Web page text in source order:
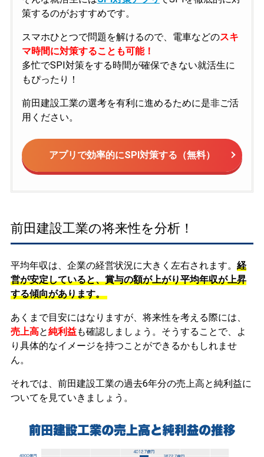
策するのがおすすめです。
スマホひとつで問題を解けるので、電車などのスキ
マ時間に対策することも可能！
多忙でSPI対策をする時間が確保できない就活生に
もぴったり！
前田建設工業の選考を有利に進めるために是非ご活
用ください。
アプリで効率的にSPI対策する（無料）
前田建設工業の将来性を分析！
平均年収は、企業の経営状況に大きく左右されます。 経
営が安定していると、賞与の額が上がり平均年収が上昇
する傾向があります。
あくまで目安にはなりますが、将来性を考える際には、
売上高と純利益も確認しましょう。そうすることで、よ
り具体的なイメージを持つことができるかもしれませ
ん。
それでは、前田建設工業の過去6年分の売上高と純利益に
ついてを見ていきましょう。